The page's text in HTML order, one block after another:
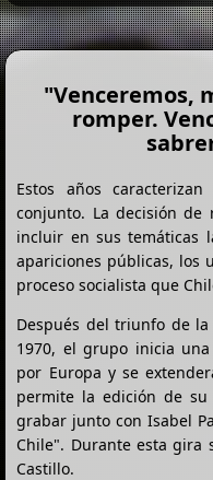
"Venceremos,
romper.
Estos años
conjunto. La decisión
incluir en sus temáticas
apariciones públicas, los
proceso socialista que
Después del triunfo de
1970, el grupo inicia
por Europa y se
permite la edición de su
grabar junto con Isabel
Chile". Durante esta gira
Castillo.